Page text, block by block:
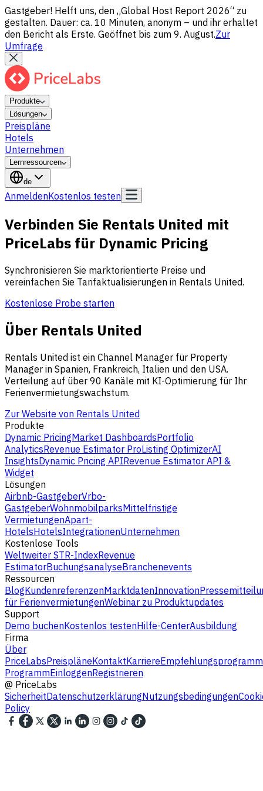
Gastgeber! Helft uns, den „Global Host Report 2026“ zu
gestalten. Dauer: ca. 10 Minuten, anonym – und ihr erhaltet
den Bericht als Erste. Geöffnet bis zum 9. August.Zur
Umfrage
Produkte
Lösungen
Preispläne
Hotels
Unternehmen
Lernressourcen
de
AnmeldenKostenlos testen
Verbinden Sie Rentals United mit
PriceLabs für Dynamic Pricing
Synchronisieren Sie marktorientierte Preise und
vereinfachen Sie Tarifaktualisierungen in Rentals United.
Kostenlose Probe starten
Über Rentals United
Rentals United ist ein Channel Manager für Property
Manager in Spanien, Frankreich, Italien und den USA.
Verteilung auf über 90 Kanäle mit KI-Optimierung für Ihr
Ferienvermietungswachstum.
Zur Website von Rentals United
Produkte
Dynamic PricingMarket DashboardsPortfolio
AnalyticsRevenue Estimator ProListing OptimizerAI
InsightsDynamic Pricing APIRevenue Estimator API &
Widget
Lösungen
Airbnb-GastgeberVrbo-
GastgeberWohnmobilparksMittelfristige
VermietungenApart-
HotelsHotelsIntegrationenUnternehmen
Kostenlose Tools
Weltweiter STR-IndexRevenue
EstimatorBuchungsanalyseBranchenevents
Ressourcen
BlogKundenreferenzenMarktdatenInnovation
für FerienvermietungenWebinar zu Produktupdates
Support
Demo buchenKostenlos testenHilfe-CenterAusbildung
Firma
Über
PriceLabsPreispläneKontaktKarriereEmpfehlungsprogramm
ProgrammEinloggenRegistrieren
@ PriceLabs
SicherheitDatenschutzerklärungNutzungsbedingungen
Policy